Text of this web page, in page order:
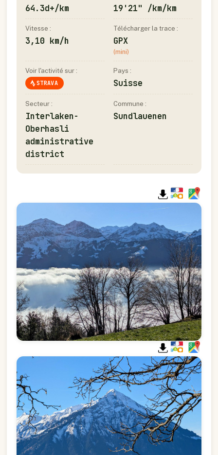
64.3d+/km 19'21" /km/km
Vitesse :
3,10 km/h
Télécharger la trace :
GPX
(mini)
Voir l'activité sur :
STRAVA
Pays :
Suisse
Secteur :
Interlaken-
Oberhasli
administrative
district
Commune :
Sundlauenen